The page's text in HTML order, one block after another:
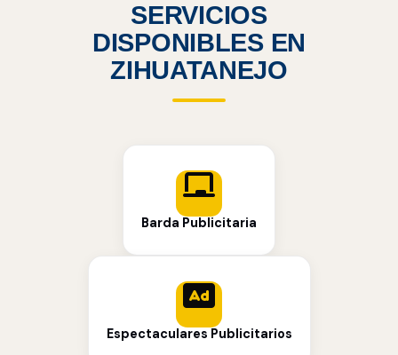
SERVICIOS
DISPONIBLES EN
ZIHUATANEJO
Barda Publicitaria
Espectaculares Publicitarios